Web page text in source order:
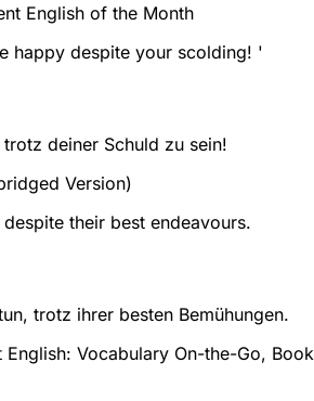
English of the Month
happy despite your scolding! '
deiner Schuld zu sein!
Version)
their best endeavours.
trotz ihrer besten Bemühungen.
English: Vocabulary On-the-Go, Book